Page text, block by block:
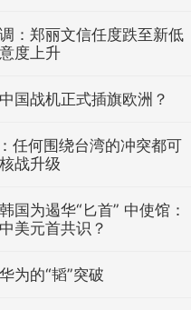
：郑丽文信任度跌至新低
度上升
国战机正式插旗欧洲？
任何围绕台湾的冲突都可
战升级
国为遏华“匕首” 中使馆：
美元首共识？
为的“韬”突破